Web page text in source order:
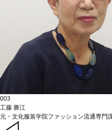
003
工藤 勝江
元・文化服装学院ファッション流通専門